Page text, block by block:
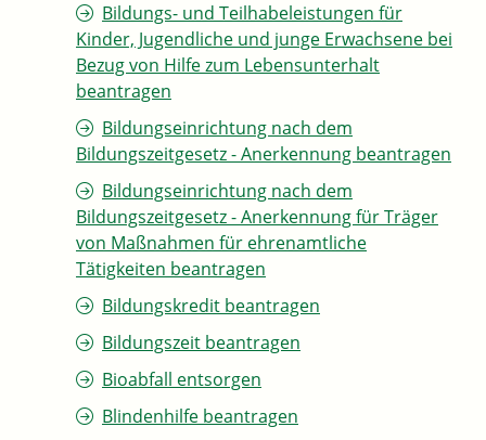
Bildungs- und Teilhabeleistungen für
Kinder, Jugendliche und junge Erwachsene bei
Bezug von Hilfe zum Lebensunterhalt
beantragen
Bildungseinrichtung nach dem
Bildungszeitgesetz - Anerkennung beantragen
Bildungseinrichtung nach dem
Bildungszeitgesetz - Anerkennung für Träger
von Maßnahmen für ehrenamtliche
Tätigkeiten beantragen
Bildungskredit beantragen
Bildungszeit beantragen
Bioabfall entsorgen
Blindenhilfe beantragen